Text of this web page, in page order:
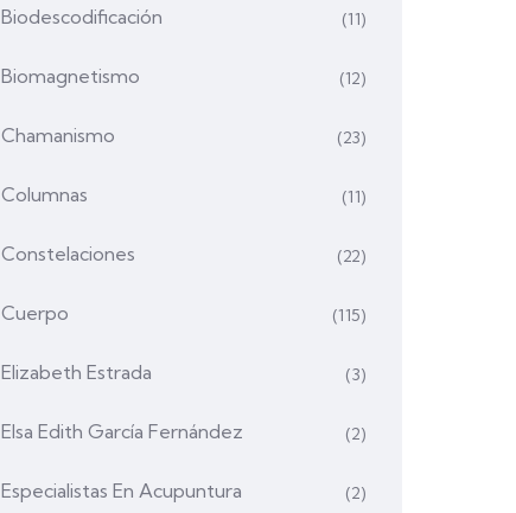
Biodescodificación (11)
Biomagnetismo (12)
Chamanismo (23)
Columnas (11)
Constelaciones (22)
Cuerpo (115)
Elizabeth Estrada (3)
Elsa Edith García Fernández (2)
Especialistas En Acupuntura (2)